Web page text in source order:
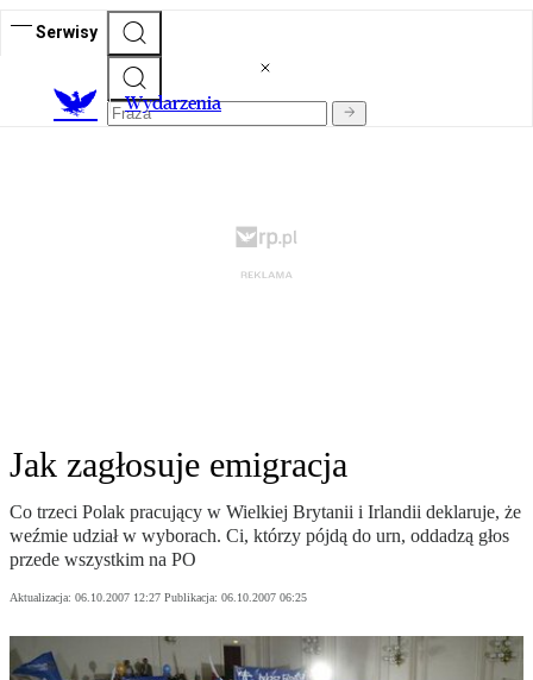
Serwisy
Wydarzenia
Jak zagłosuje emigracja
Co trzeci Polak pracujący w Wielkiej Brytanii i Irlandii deklaruje, że
weźmie udział w wyborach. Ci, którzy pójdą do urn, oddadzą głos
przede wszystkim na PO
Aktualizacja: 06.10.2007 12:27 Publikacja: 06.10.2007 06:25